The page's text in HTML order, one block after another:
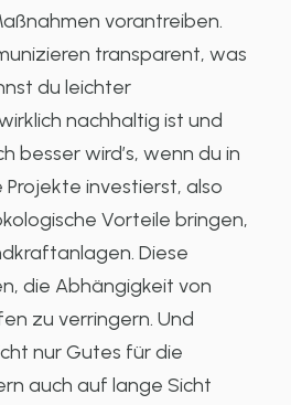
vorantreiben.
transparent, was
du leichter
nachhaltig ist und
besser wird’s, wenn du in
investierst, also
Vorteile bringen,
Diese
die Abhängigkeit von
zu verringern. Und
nur Gutes für die
auch auf lange Sicht